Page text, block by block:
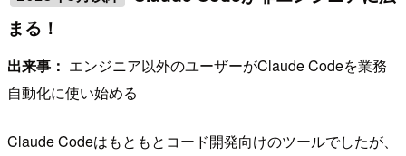
まる！
出来事： エンジニア以外のユーザーがClaude Codeを業務
自動化に使い始める
Claude Codeはもともとコード開発向けのツールでしたが、